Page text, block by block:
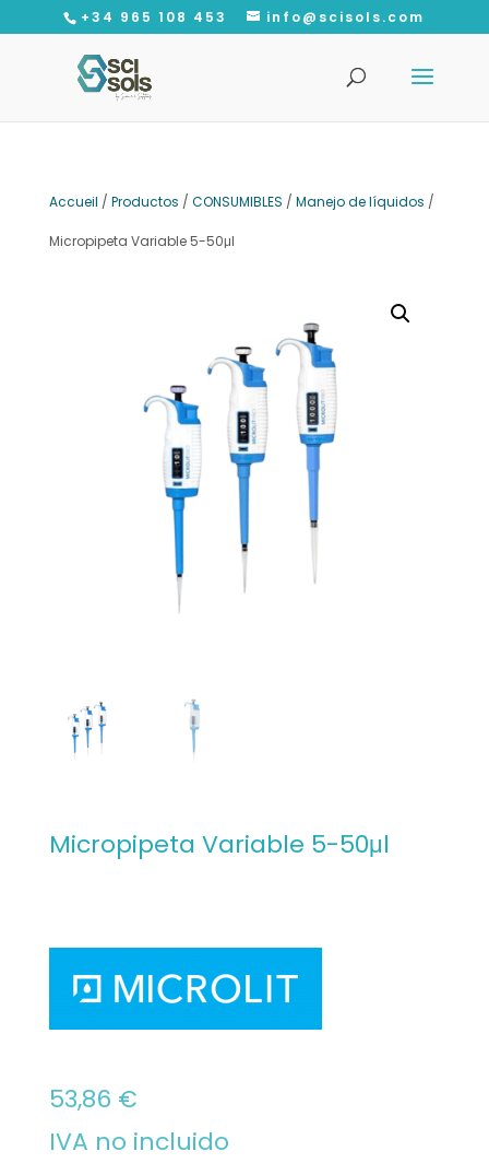
+34 965 108 453 info@scisols.com
Recherche
de
produits
Accueil / Productos / CONSUMIBLES / Manejo de líquidos /
Micropipeta Variable 5-50μl
Micropipeta Variable 5-50μl
53,86 €
IVA no incluido